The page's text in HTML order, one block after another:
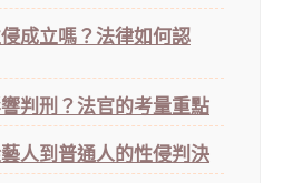
成立嗎？法律如何認
判刑？法官的考量重點
人到普通人的性侵判決